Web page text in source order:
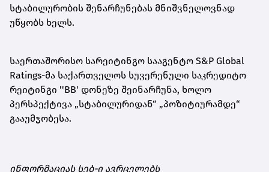
სტაბილურობის შენარჩუნებას მნიშვნელოვნად
უწყობს ხელს.
საერთაშორისო სარეიტინგო სააგენტო S&P Global
Ratings-მა საქართველოს სუვერენული საკრედიტო
რეიტინგი ''BB' დონეზე შეინარჩუნა, ხოლო
პერსპექტივა „სტაბილურიდან“ „პოზიტიურამდე“
გააუმჯობესა.
ინფორმაციას სებ-ი ავრცელებს